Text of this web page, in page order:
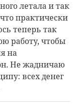
летала и так
практически
теперь так
работу, чтобы
на
Не жадничаю
всех денег